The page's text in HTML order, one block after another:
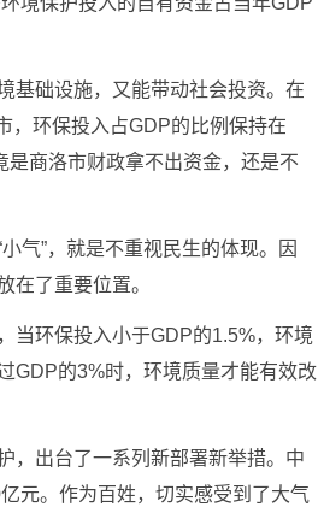
基础设施，又能带动社会投资。在
，环保投入占GDP的比例保持在
商洛市财政拿不出资金，还是不
气”，就是不重视民生的体现。因
在了重要位置。
当环保投入小于GDP的1.5%，环境
GDP的3%时，环境质量才能有效改
，出台了一系列新部署新举措。中
元。作为百姓，切实感受到了大气